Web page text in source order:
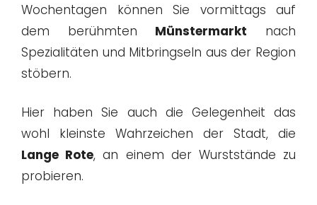
Wochentagen können Sie vormittags auf
dem berühmten Münstermarkt nach
Spezialitäten und Mitbringseln aus der Region
stöbern.
Hier haben Sie auch die Gelegenheit das
wohl kleinste Wahrzeichen der Stadt, die
Lange Rote, an einem der Wurststände zu
probieren.